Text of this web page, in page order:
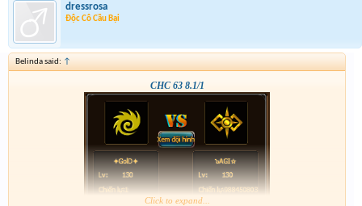
dressrosa
Độc Cô Cầu Bại
Belinda said: ↑
CHC 63 8.1/1
Click to expand...